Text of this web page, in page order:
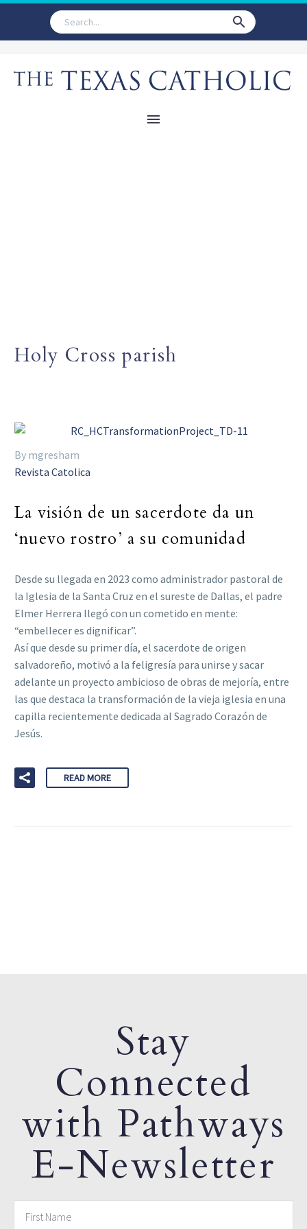
Holy Cross parish
By mgresham
Revista Catolica
La visión de un sacerdote da un
‘nuevo rostro’ a su comunidad
Desde su llegada en 2023 como administrador pastoral de
la Iglesia de la Santa Cruz en el sureste de Dallas, el padre
Elmer Herrera llegó con un cometido en mente:
“embellecer es dignificar”.
Así que desde su primer día, el sacerdote de origen
salvadoreño, motivó a la feligresía para unirse y sacar
adelante un proyecto ambicioso de obras de mejoría, entre
las que destaca la transformación de la vieja iglesia en una
capilla recientemente dedicada al Sagrado Corazón de
Jesús.
READ MORE
Stay
Connected
with Pathways
E-Newsletter